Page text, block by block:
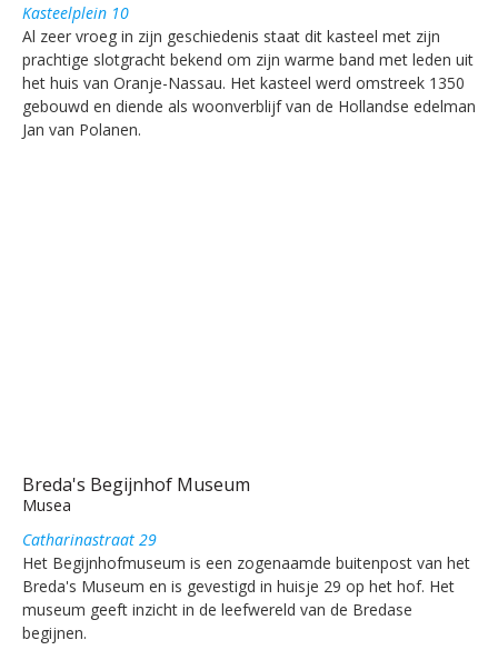
Kasteelplein 10
Al zeer vroeg in zijn geschiedenis staat dit kasteel met zijn
prachtige slotgracht bekend om zijn warme band met leden uit
het huis van Oranje-Nassau. Het kasteel werd omstreek 1350
gebouwd en diende als woonverblijf van de Hollandse edelman
Jan van Polanen.
Breda's Begijnhof Museum
Musea
Catharinastraat 29
Het Begijnhofmuseum is een zogenaamde buitenpost van het
Breda's Museum en is gevestigd in huisje 29 op het hof. Het
museum geeft inzicht in de leefwereld van de Bredase
begijnen.